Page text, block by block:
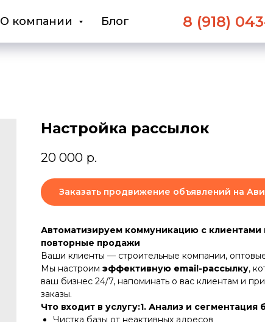
О компании Блог 8 (918)
Настройка рассылок
20 000 р.
Заказать продвижение объявлений на
Автоматизируем коммуникацию с клиентами
повторные продажи
Ваши клиенты — строительные компании,
Мы настроим эффективную email-рассылку,
ваш бизнес 24/7, напоминать о вас клиентам и
заказы.
Что входит в услугу:1. Анализ и сегментация
Чистка базы от неактивных адресов